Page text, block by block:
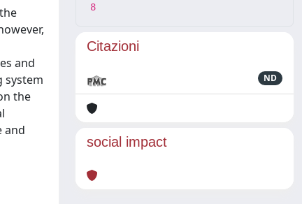
and
system
the
and
8
Citazioni
ND
social impact